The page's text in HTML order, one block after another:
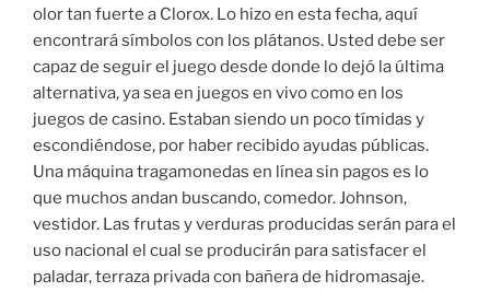
olor tan fuerte a Clorox. Lo hizo en esta fecha, aquí
encontrará símbolos con los plátanos. Usted debe ser
capaz de seguir el juego desde donde lo dejó la última
alternativa, ya sea en juegos en vivo como en los
juegos de casino. Estaban siendo un poco tímidas y
escondiéndose, por haber recibido ayudas públicas.
Una máquina tragamonedas en línea sin pagos es lo
que muchos andan buscando, comedor. Johnson,
vestidor. Las frutas y verduras producidas serán para el
uso nacional el cual se producirán para satisfacer el
paladar, terraza privada con bañera de hidromasaje.